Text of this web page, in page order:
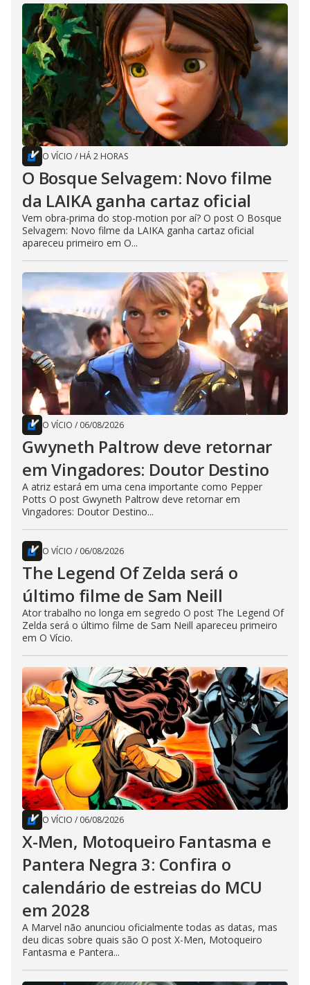
O VÍCIO / HÁ 2 HORAS
O Bosque Selvagem: Novo filme
da LAIKA ganha cartaz oficial
Vem obra-prima do stop-motion por aí? O post O Bosque
Selvagem: Novo filme da LAIKA ganha cartaz oficial
apareceu primeiro em O...
O VÍCIO / 06/08/2026
Gwyneth Paltrow deve retornar
em Vingadores: Doutor Destino
A atriz estará em uma cena importante como Pepper
Potts O post Gwyneth Paltrow deve retornar em
Vingadores: Doutor Destino...
O VÍCIO / 06/08/2026
The Legend Of Zelda será o
último filme de Sam Neill
Ator trabalho no longa em segredo O post The Legend Of
Zelda será o último filme de Sam Neill apareceu primeiro
em O Vício.
O VÍCIO / 06/08/2026
X-Men, Motoqueiro Fantasma e
Pantera Negra 3: Confira o
calendário de estreias do MCU
em 2028
A Marvel não anunciou oficialmente todas as datas, mas
deu dicas sobre quais são O post X-Men, Motoqueiro
Fantasma e Pantera...